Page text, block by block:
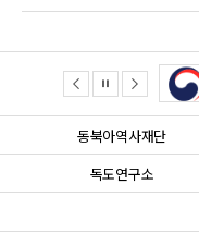
동북아역사재단
독도연구소